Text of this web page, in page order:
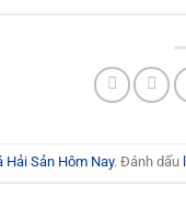
Hải Sản Hôm Nay. Đánh dấu